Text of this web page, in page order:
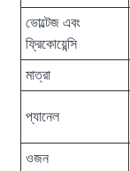
ভোল্টেজ এবং
ফ্রিকোয়েন্সি
মাত্রা
প্যানেল
ওজন